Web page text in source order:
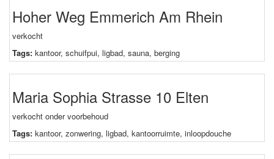
Hoher Weg Emmerich Am Rhein
verkocht
Tags: kantoor, schuifpui, ligbad, sauna, berging
Maria Sophia Strasse 10 Elten
verkocht onder voorbehoud
Tags: kantoor, zonwering, ligbad, kantoorruimte, inloopdouche